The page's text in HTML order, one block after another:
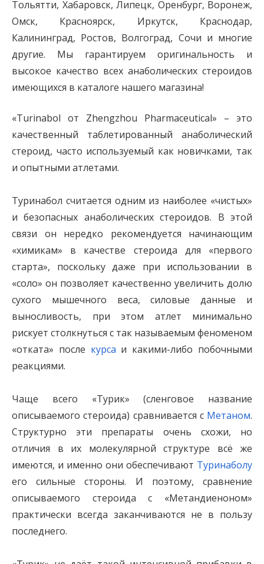
Тольятти, Хабаровск, Липецк, Оренбург, Воронеж,
Омск, Красноярск, Иркутск, Краснодар,
Калининград, Ростов, Волгоград, Сочи и многие
другие. Мы гарантируем оригинальность и
высокое качество всех анаболических стероидов
имеющихся в каталоге нашего магазина!
«Turinabol от Zhengzhou Pharmaceutical» – это
качественный таблетированный анаболический
стероид, часто используемый как новичками, так
и опытными атлетами.
Туринабол считается одним из наиболее «чистых»
и безопасных анаболических стероидов. В этой
связи он нередко рекомендуется начинающим
«химикам» в качестве стероида для «первого
старта», поскольку даже при использовании в
«соло» он позволяет качественно увеличить долю
сухого мышечного веса, силовые данные и
выносливость, при этом атлет минимально
рискует столкнуться с так называемым феноменом
«отката» после курса и какими-либо побочными
реакциями.
Чаще всего «Турик» (сленговое название
описываемого стероида) сравнивается с Метаном.
Структурно эти препараты очень схожи, но
отличия в их молекулярной структуре всё же
имеются, и именно они обеспечивают Туринаболу
его сильные стороны. И поэтому, сравнение
описываемого стероида с «Метандиеноном»
практически всегда заканчиваются не в пользу
последнего.